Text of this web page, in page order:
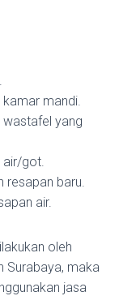
mandi.
wastafel yang
air/got.
resapan baru.
air.
oleh
Surabaya, maka
jasa